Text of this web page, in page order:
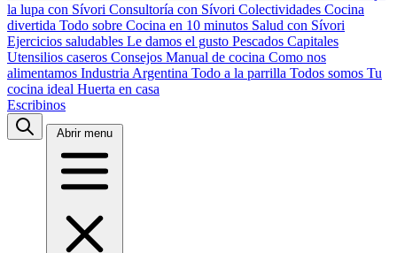
la lupa con Sívori Consultoría con Sívori Colectividades Cocina
divertida Todo sobre Cocina en 10 minutos Salud con Sívori
Ejercicios saludables Le damos el gusto Pescados Capitales
Utensilios caseros Consejos Manual de cocina Como nos
alimentamos Industria Argentina Todo a la parrilla Todos somos Tu
cocina ideal Huerta en casa
Escribinos
Abrir menu